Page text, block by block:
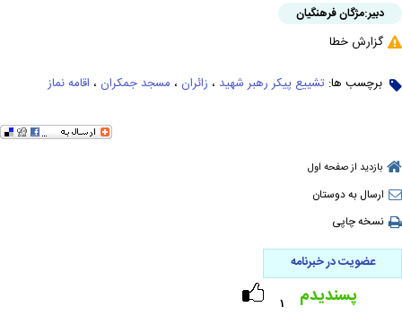
دبیر:مژگان فرهنگیان
گزارش خطا
برچسب ها: تشییع پیکر رهبر شهید ، زائران‌ ، مسجد جمکران ، اقامه نماز
بازدید از صفحه اول
ارسال به دوستان
نسخه چاپی
عضویت در خبرنامه
۱ پسندیدم